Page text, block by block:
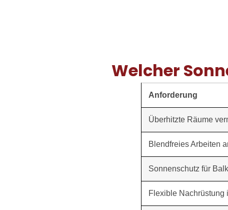
Welcher
Anforderung
Überhitzte Räume
Blendfreies Arbeiten
Sonnenschutz für
Flexible Nachrüstung